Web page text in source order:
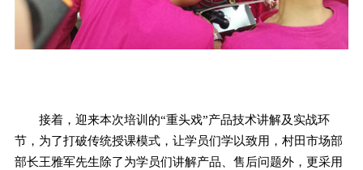
接着，迎来本次培训的“重头戏”产品技术讲解及实战环
节，为了打破传统授课模式，让学员们学以致用，村田市场部
部长王雅军先生除了为学员们讲解产品、售后问题外，更采用